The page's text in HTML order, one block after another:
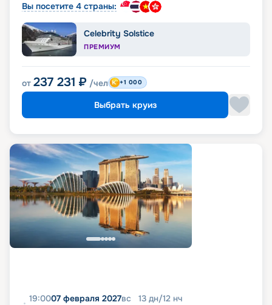
Вы посетите 4 страны:
Celebrity Solstice
ПРЕМИУМ
от 237 231 ₽ /чел +1 000
Выбрать круиз
19:0007 февраля 2027вс 13 дн/12 нч